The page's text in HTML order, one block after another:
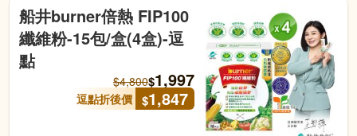
船井burner倍熱 FIP100
纖維粉-15包/盒(4盒)-逗
點
$4,800$1,997
逗點折後價 $1,847